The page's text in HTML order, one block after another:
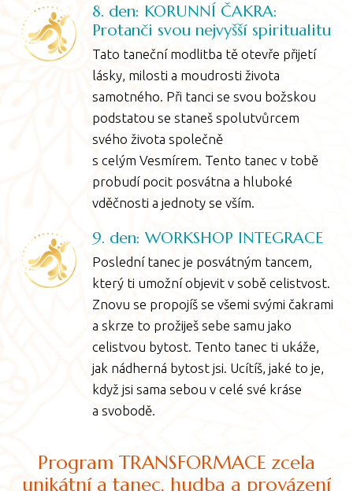
8. den: KORUNNÍ ČAKRA:
Protanči svou nejvyšší spiritualitu
Tato taneční modlitba tě otevře přijetí
lásky, milosti a moudrosti života
samotného. Při tanci se svou božskou
podstatou se staneš spolutvůrcem
svého života společně
s celým Vesmírem. Tento tanec v tobě
probudí pocit posvátna a hluboké
vděčnosti a jednoty se vším.
9. den: WORKSHOP INTEGRACE
Poslední tanec je posvátným tancem,
který ti umožní objevit v sobě celistvost.
Znovu se propojíš se všemi svými čakrami
a skrze to prožiješ sebe samu jako
celistvou bytost. Tento tanec ti ukáže,
jak nádherná bytost jsi. Ucítíš, jaké to je,
když jsi sama sebou v celé své kráse
a svobodě.
Program TRANSFORMACE zcela
unikátní a tanec, hudba a provázení